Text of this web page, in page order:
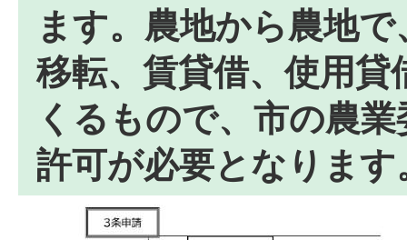
ます。農地から農地
移転、賃貸借、使用貸
くるもので、市の農
許可が必要となり